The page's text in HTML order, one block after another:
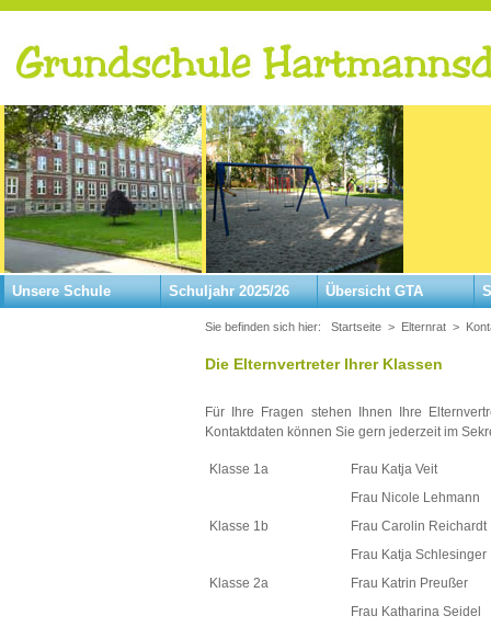
Unsere Schule Schuljahr 2025/26 Übersicht GTA
Sie befinden sich hier: Startseite > Elternrat >
Die Elternvertreter Ihrer Klassen
Für Ihre Fragen stehen Ihnen Ihre
Kontaktdaten können Sie gern jederzeit im
Klasse 1a
Frau Katja Veit
Frau Nicole Lehmann
Klasse 1b
Frau Carolin Reichardt
Frau Katja Schlesinger
Klasse 2a
Frau Katrin Preußer
Frau Katharina Seidel